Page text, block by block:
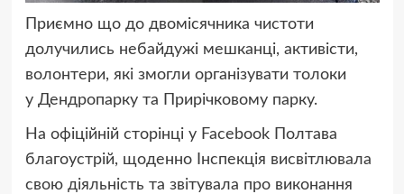
Приємно що до двомісячника чистоти
долучились небайдужі мешканці, активісти,
волонтери, які змогли організувати толоки
у Дендропарку та Прирічковому парку.
На офіційній сторінці у Facebook Полтава
благоустрій, щоденно Інспекція висвітлювала
свою діяльність та звітувала про виконання